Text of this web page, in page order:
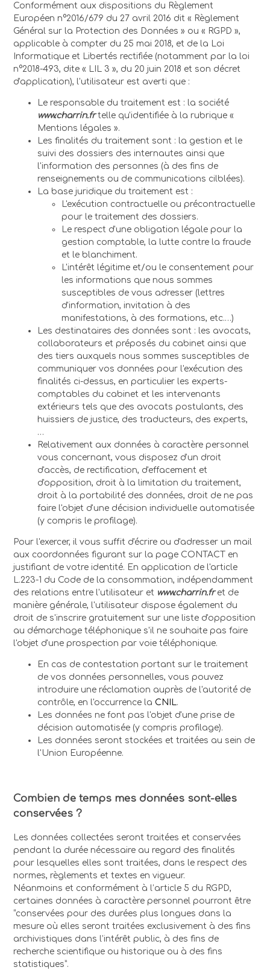
Conformément aux dispositions du Règlement
Européen n°2016/679 du 27 avril 2016 dit « Règlement
Général sur la Protection des Données » ou « RGPD »,
applicable à compter du 25 mai 2018, et de la Loi
Informatique et Libertés rectifiée (notamment par la loi
n°2018-493, dite « LIL 3 », du 20 juin 2018 et son décret
d'application), l'utilisateur est averti que :
Le responsable du traitement est : la société
www.charrin.frtelle qu'identifiée à la rubrique «
Mentions légales ».
Les finalités du traitement sont : la gestion et le
suivi des dossiers des internautes ainsi que
l'information des personnes (à des fins de
renseignements ou de communications cilblées).
La base juridique du traitement est :
L'exécution contractuelle ou précontractuelle
pour le traitement des dossiers.
Le respect d'une obligation légale pour la
gestion comptable, la lutte contre la fraude
et le blanchiment.
L'intérêt légitime et/ou le consentement pour
les informations que nous sommes
susceptibles de vous adresser (lettres
d'information, invitation à des
manifestations, à des formations, etc.…)
Les destinataires des données sont : les avocats,
collaborateurs et préposés du cabinet ainsi que
des tiers auxquels nous sommes susceptibles de
communiquer vos données pour l'exécution des
finalités ci-dessus, en particulier les experts-
comptables du cabinet et les intervenants
extérieurs tels que des avocats postulants, des
huissiers de justice, des traducteurs, des experts,
…
Relativement aux données à caractère personnel
vous concernant, vous disposez d'un droit
d'accès, de rectification, d'effacement et
d'opposition, droit à la limitation du traitement,
droit à la portabilité des données, droit de ne pas
faire l'objet d'une décision individuelle automatisée
(y compris le profilage).
Pour l'exercer, il vous suffit d'écrire ou d'adresser un mail
aux coordonnées figurant sur la page CONTACT en
justifiant de votre identité. En application de l'article
L.223-1 du Code de la consommation, indépendamment
des relations entre l'utilisateur et www.charrin.fret de
manière générale, l'utilisateur dispose également du
droit de s'inscrire gratuitement sur une liste d'opposition
au démarchage téléphonique s'il ne souhaite pas faire
l'objet d'une prospection par voie téléphonique.
En cas de contestation portant sur le traitement
de vos données personnelles, vous pouvez
introduire une réclamation auprès de l'autorité de
contrôle, en l'occurrence la CNIL.
Les données ne font pas l'objet d'une prise de
décision automatisée (y compris profilage).
Les données seront stockées et traitées au sein de
l'Union Européenne.
Combien de temps mes données sont-elles
conservées ?
Les données collectées seront traitées et conservées
pendant la durée nécessaire au regard des finalités
pour lesquelles elles sont traitées, dans le respect des
normes, règlements et textes en vigueur.
Néanmoins et conformément à l’article 5 du RGPD,
certaines données à caractère personnel pourront être
“conservées pour des durées plus longues dans la
mesure où elles seront traitées exclusivement à des fins
archivistiques dans l’intérêt public, à des fins de
recherche scientifique ou historique ou à des fins
statistiques”.